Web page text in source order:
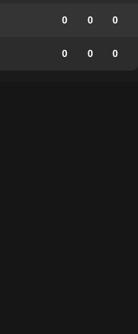
0 0 0
0 0 0